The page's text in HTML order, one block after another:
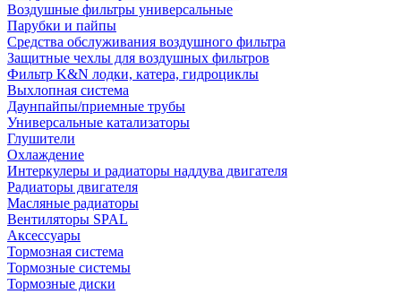
Воздушные фильтры универсальные
Парубки и пайпы
Средства обслуживания воздушного фильтра
Защитные чехлы для воздушных фильтров
Фильтр K&N лодки, катера, гидроциклы
Выхлопная система
Даунпайпы/приемные трубы
Универсальные катализаторы
Глушители
Охлаждение
Интеркулеры и радиаторы наддува двигателя
Радиаторы двигателя
Масляные радиаторы
Вентиляторы SPAL
Аксессуары
Тормозная система
Тормозные системы
Тормозные диски